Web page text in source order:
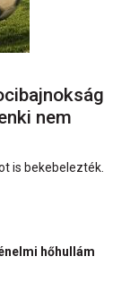
nem
is bekebelezték.
hőhullám